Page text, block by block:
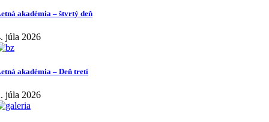
akadémia – štvrtý deň
júla 2026
akadémia – Deň tretí
júla 2026